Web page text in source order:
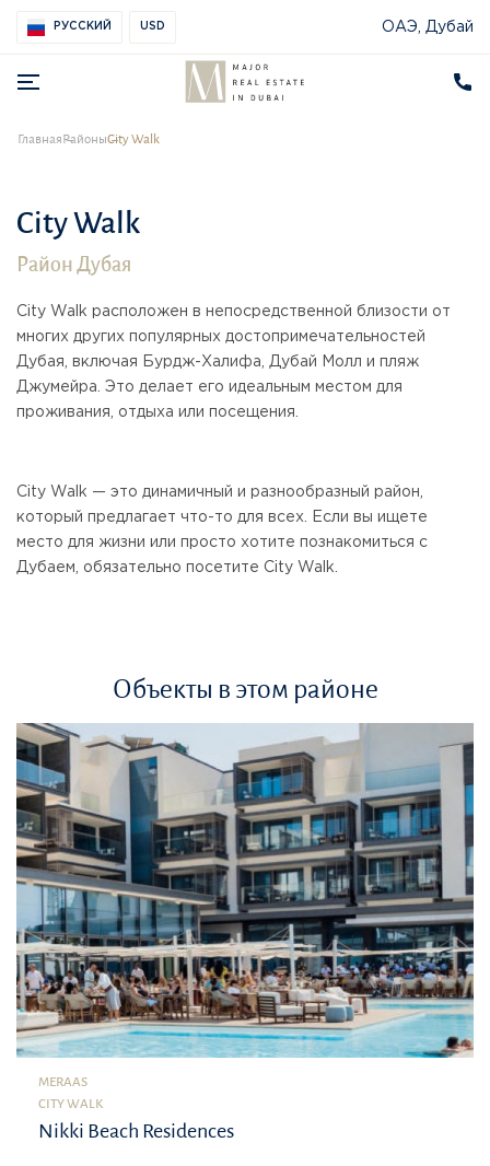
РУССКИЙ USD ОАЭ, Дубай
ГлавнаяРайоныCity Walk
City Walk
Район Дубая
City Walk расположен в непосредственной близости от
многих других популярных достопримечательностей
Дубая, включая Бурдж-Халифа, Дубай Молл и пляж
Джумейра. Это делает его идеальным местом для
проживания, отдыха или посещения.
City Walk — это динамичный и разнообразный район,
который предлагает что-то для всех. Если вы ищете
место для жизни или просто хотите познакомиться с
Дубаем, обязательно посетите City Walk.
Объекты в этом районе
MERAAS
CITY WALK
Nikki Beach Residences